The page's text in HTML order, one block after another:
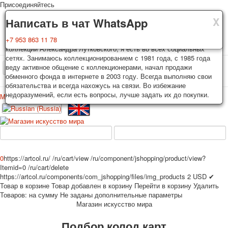
X
Доставка
Колоды, почтовые открытки тщательно упаковываются и
отправляются в течении 3-4 рабочих дней после оплаты.
Исключение: репринт под заказ, такие колоды карт отправляются в
течении 7-8 рабочих дней. Отправка осуществляется почтой России
с треком отслеживания. Цена пересылки зависит от веса и тарифов
почты на момент покупки. По желанию покупателя возможна
отправка СДЕК или другими транспортными компаниями.
X
Гарантия
Вы покупаете колоды игральных карт, почтовые открытки из частной
коллекции Александра Лутковского, я есть во всех социальных
сетях. Занимаюсь коллекционированием с 1981 года, с 1985 года
веду активное общение с коллекционерами, начал продажи
обменного фонда в интернете в 2003 году. Всегда выполняю свои
обязательства и всегда нахожусь на связи. Во избежание
недоразумений, если есть вопросы, лучше задать их до покупки.
X
Написать в чат WhatsApp
+7 953 863 11 78
Присоединяйтесь
TPL_PROTOSTAR_TOGGLE_MENU
Главная Игральные карты Открытки
Новости О сайте Избранное
Меню
Главная
Игральные карты
Классические
Эротические рисунки
Эротические фотоколоды
Пин-ап
Политические
Нестандартные
Войти
0https://artcol.ru/ /ru/cart/view /ru/component/jshopping/product/view?
Itemid=0 /ru/cart/delete
https://artcol.ru/components/com_jshopping/files/img_products 2 USD ✔
Товар в корзине Товар добавлен в корзину Перейти в корзину Удалить
Товаров: на сумму Не заданы дополнительные параметры
Магазин искусство мира